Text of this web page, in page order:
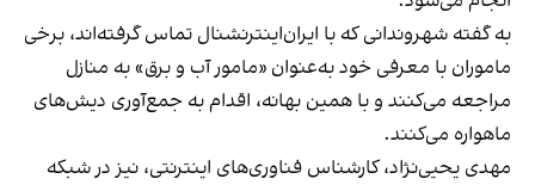
به گفته شهروندانی که با ایران‌اینترنشنال تماس گرفته‌اند، برخی
ماموران با معرفی خود به‌عنوان «مامور آب و برق» به منازل
مراجعه می‌کنند و با همین بهانه، اقدام به جمع‌آوری دیش‌های
ماهواره می‌کنند.
مهدی یحیی‌نژاد، کارشناس فناوری‌های اینترنتی، نیز در شبکه